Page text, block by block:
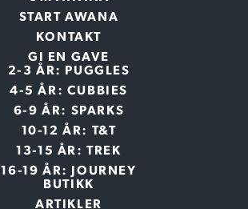
START AWANA
KONTAKT
GI EN GAVE
2-3 ÅR: PUGGLES
4-5 ÅR: CUBBIES
6-9 ÅR: SPARKS
10-12 ÅR: T&T
13-15 ÅR: TREK
16-19 ÅR: JOURNEY
BUTIKK
ARTIKLER